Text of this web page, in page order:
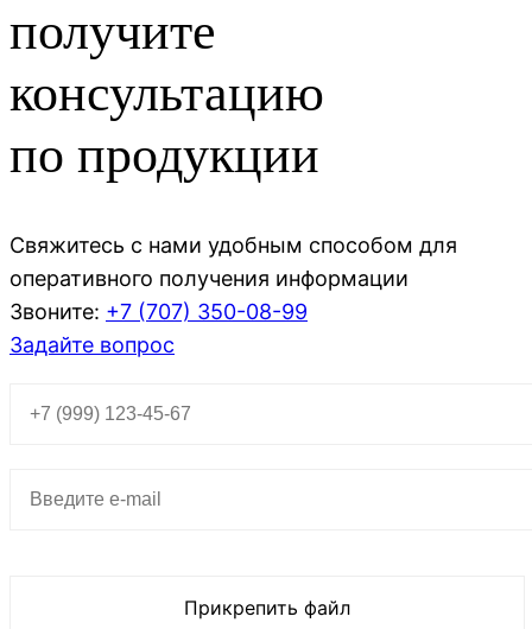
получите
консультацию
по продукции
Свяжитесь с нами удобным способом для
оперативного получения информации
Звоните: +7 (707) 350-08-99
Задайте вопрос
Прикрепить файл